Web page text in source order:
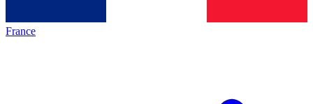
France